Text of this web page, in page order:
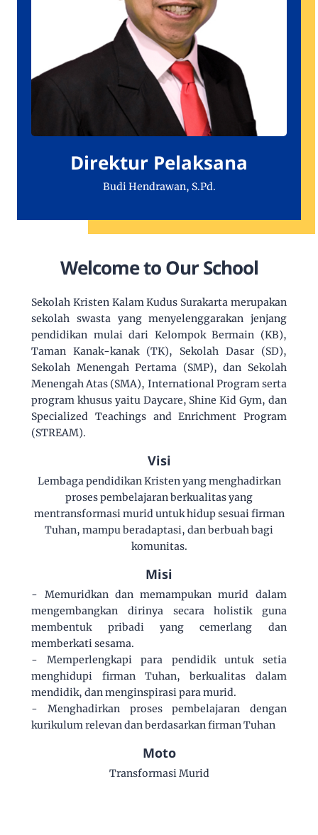
Direktur Pelaksana
Budi Hendrawan, S.Pd.
Welcome to Our School
Sekolah Kristen Kalam Kudus Surakarta merupakan
sekolah swasta yang menyelenggarakan jenjang
pendidikan mulai dari Kelompok Bermain (KB),
Taman Kanak-kanak (TK), Sekolah Dasar (SD),
Sekolah Menengah Pertama (SMP), dan Sekolah
Menengah Atas (SMA), International Program serta
program khusus yaitu Daycare, Shine Kid Gym, dan
Specialized Teachings and Enrichment Program
(STREAM).
Visi
Lembaga pendidikan Kristen yang menghadirkan
proses pembelajaran berkualitas yang
mentransformasi murid untuk hidup sesuai firman
Tuhan, mampu beradaptasi, dan berbuah bagi
komunitas.
Misi
- Memuridkan dan memampukan murid dalam
mengembangkan dirinya secara holistik guna
membentuk pribadi yang cemerlang dan
memberkati sesama.
- Memperlengkapi para pendidik untuk setia
menghidupi firman Tuhan, berkualitas dalam
mendidik, dan menginspirasi para murid.
- Menghadirkan proses pembelajaran dengan
kurikulum relevan dan berdasarkan firman Tuhan
Moto
Transformasi Murid